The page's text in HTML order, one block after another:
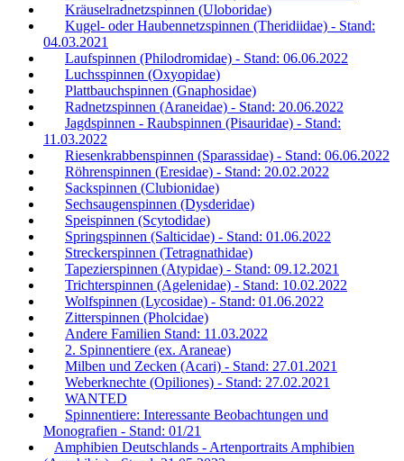
Kräuselradnetzspinnen (Uloboridae)
Kugel- oder Haubennetzspinnen (Theridiidae) - Stand:
04.03.2021
Laufspinnen (Philodromidae) - Stand: 06.06.2022
Luchsspinnen (Oxyopidae)
Plattbauchspinnen (Gnaphosidae)
Radnetzspinnen (Araneidae) - Stand: 20.06.2022
Jagdspinnen - Raubspinnen (Pisauridae) - Stand:
11.03.2022
Riesenkrabbenspinnen (Sparassidae) - Stand: 06.06.2022
Röhrenspinnen (Eresidae) - Stand: 20.02.2022
Sackspinnen (Clubionidae)
Sechsaugenspinnen (Dysderidae)
Speispinnen (Scytodidae)
Springspinnen (Salticidae) - Stand: 01.06.2022
Streckerspinnen (Tetragnathidae)
Tapezierspinnen (Atypidae) - Stand: 09.12.2021
Trichterspinnen (Agelenidae) - Stand: 10.02.2022
Wolfspinnen (Lycosidae) - Stand: 01.06.2022
Zitterspinnen (Pholcidae)
Andere Familien Stand: 11.03.2022
2. Spinnentiere (ex. Araneae)
Milben und Zecken (Acari) - Stand: 27.01.2021
Weberknechte (Opiliones) - Stand: 27.02.2021
WANTED
Spinnentiere: Interessante Beobachtungen und
Monografien - Stand: 01/21
Amphibien Deutschlands - Artenportraits Amphibien